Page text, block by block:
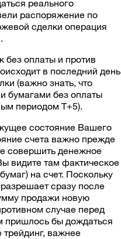
реального
распоряжение по
сделки операция
без оплаты и против
в последний день
(важно знать, что
бумагами без оплаты
периодом Т+5).
состояние Вашего
счета важно прежде
совершить денежное
видите там фактическое
на счет. Поскольку
сразу после
продажи новую
случае перед
пришлось бы дождаться
трейдинг, важнее